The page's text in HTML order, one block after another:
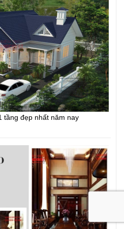
tầng đẹp nhất năm nay